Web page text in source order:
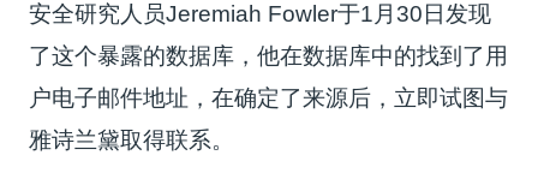
安全研究人员Jeremiah Fowler于1月30日发现
了这个暴露的数据库，他在数据库中的找到了用
户电子邮件地址，在确定了来源后，立即试图与
雅诗兰黛取得联系。